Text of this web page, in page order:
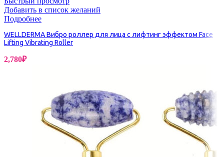
Добавить в список желаний
Подробнее
WELLDERMA Вибро роллер для лица с лифтинг эффектом Face
Lifting Vibrating Roller
2,780₽